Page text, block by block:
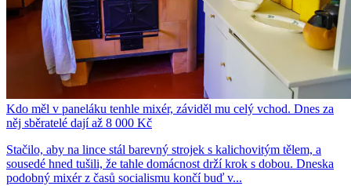
Kdo měl v paneláku tenhle mixér, záviděl mu celý vchod. Dnes za
něj sběratelé dají až 8 000 Kč
Stačilo, aby na lince stál barevný strojek s kalichovitým tělem, a
sousedé hned tušili, že tahle domácnost drží krok s dobou. Dneska
podobný mixér z časů socialismu končí buď v...